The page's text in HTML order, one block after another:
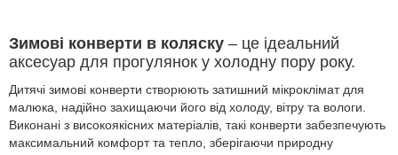
Зимові конверти в коляску – це ідеальний
аксесуар для прогулянок у холодну пору року.
Дитячі зимові конверти створюють затишний мікроклімат для
малюка, надійно захищаючи його від холоду, вітру та вологи.
Виконані з високоякісних матеріалів, такі конверти забезпечують
максимальний комфорт та тепло, зберігаючи природну